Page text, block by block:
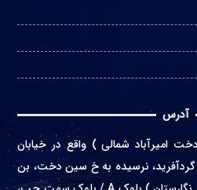
آدرس
امیرآباد شمالی ) واقع در خیابان
گردآفرید، نرسیده به خ سین دخت، بن